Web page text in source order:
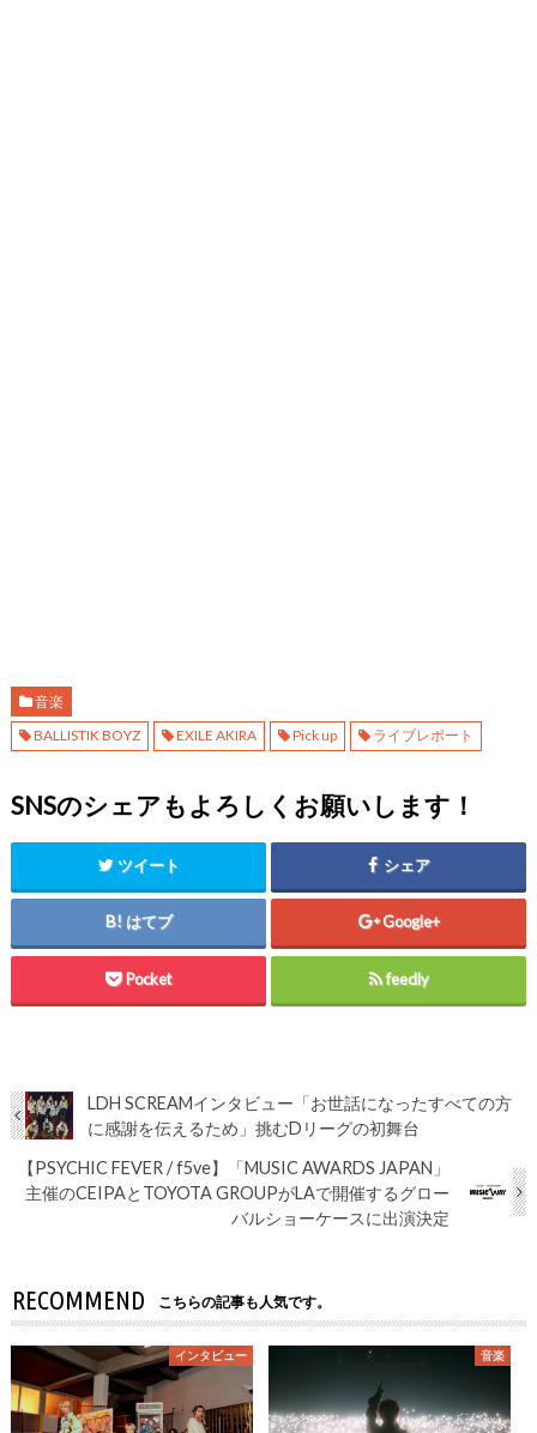
音楽
BALLISTIK BOYZ
EXILE AKIRA Pick up ライブレポート
SNSのシェアもよろしくお願いします！
ツイート シェア
はてブ Google+
Pocket feedly
LDH SCREAMインタビュー「お世話になったすべての方
に感謝を伝えるため」挑むDリーグの初舞台
【PSYCHIC FEVER / f5ve】「MUSIC AWARDS JAPAN」
主催のCEIPAとTOYOTA GROUPがLAで開催するグロー
バルショーケースに出演決定
RECOMMEND こちらの記事も人気です。
インタビュー 音楽